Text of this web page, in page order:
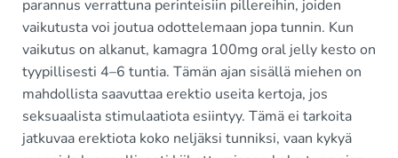
parannus verrattuna perinteisiin pillereihin, joiden
vaikutusta voi joutua odottelemaan jopa tunnin. Kun
vaikutus on alkanut, kamagra 100mg oral jelly kesto on
tyypillisesti 4–6 tuntia. Tämän ajan sisällä miehen on
mahdollista saavuttaa erektio useita kertoja, jos
seksuaalista stimulaatiota esiintyy. Tämä ei tarkoita
jatkuvaa erektiota koko neljäksi tunniksi, vaan kykyä